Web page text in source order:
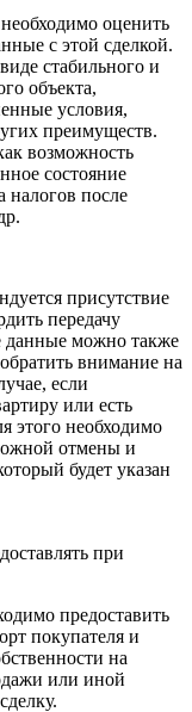
оценить
с этой сделкой.
стабильного и
объекта,
условия,
преимуществ.
возможность
состояние
налогов после
присутствие
передачу
данные можно также
внимание на
если
или есть
этого необходимо
отмены и
будет указан
при
предоставить
покупателя и
на
или иной